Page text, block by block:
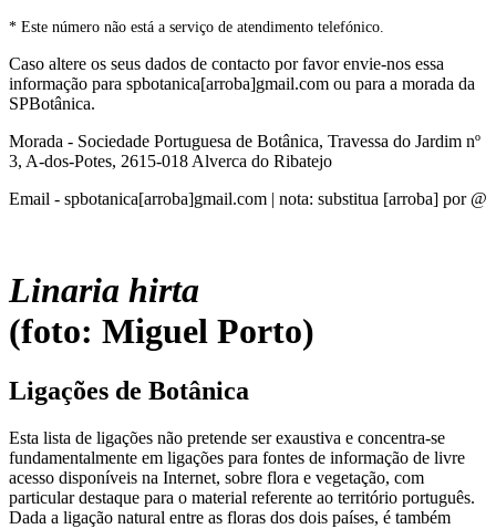
* Este número não está a serviço de atendimento telefónico.
Caso altere os seus dados de contacto por favor envie-nos essa
informação para spbotanica[arroba]gmail.com ou para a morada da
SPBotânica.
Morada - Sociedade Portuguesa de Botânica, Travessa do Jardim nº
3, A-dos-Potes, 2615-018 Alverca do Ribatejo
Email - spbotanica[arroba]gmail.com | nota: substitua [arroba] por @
Linaria hirta
(foto: Miguel Porto)
Ligações de Botânica
Esta lista de ligações não pretende ser exaustiva e concentra-se
fundamentalmente em ligações para fontes de informação de livre
acesso disponíveis na Internet, sobre flora e vegetação, com
particular destaque para o material referente ao território português.
Dada a ligação natural entre as floras dos dois países, é também